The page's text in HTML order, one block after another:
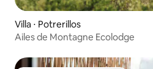
Villa ⋅ Potrerillos
Ailes de Montagne Ecolodge